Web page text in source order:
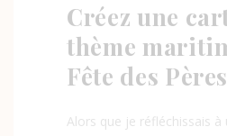
Créez une
thème
Fête des Pères
Alors que je réfléchissais à